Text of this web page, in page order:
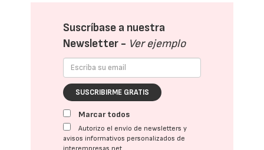
Suscríbase a nuestra
Newsletter - Ver ejemplo
SUSCRIBIRME GRATIS
Marcar todos
Autorizo el envío de newsletters y
avisos informativos personalizados de